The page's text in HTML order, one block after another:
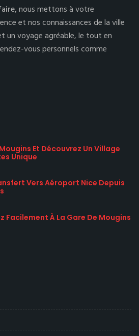
nous mettons à votre
et nos connaissances de la ville
un voyage agréable, le tout en
vous personnels comme
Et Découvrez Un Village
Unique
Vers Aéroport Nice Depuis
Facilement À La Gare De Mougins